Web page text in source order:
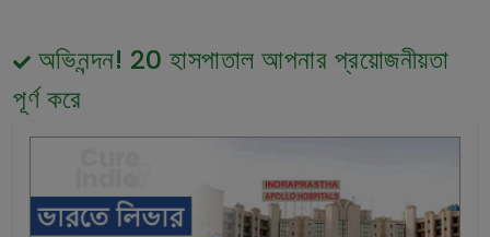
অভিনন্দন! 20 হাসপাতাল আপনার প্রয়োজনীয়তা
পূর্ণ করে